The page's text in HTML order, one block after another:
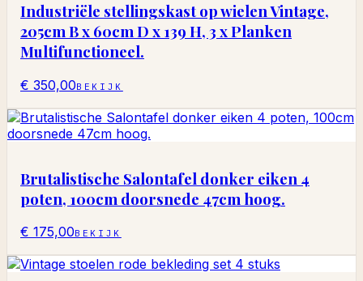
Industriële stellingskast op wielen Vintage,
205cm B x 60cm D x 139 H, 3 x Planken
Multifunctioneel.
€ 350,00BEKIJK
Brutalistische Salontafel donker eiken 4
poten, 100cm doorsnede 47cm hoog.
€ 175,00BEKIJK